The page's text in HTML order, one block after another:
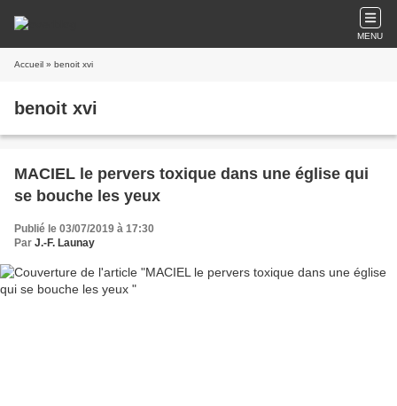
MENU
Accueil » benoit xvi
benoit xvi
MACIEL le pervers toxique dans une église qui
se bouche les yeux
Publié le 03/07/2019 à 17:30
Par J.-F. Launay